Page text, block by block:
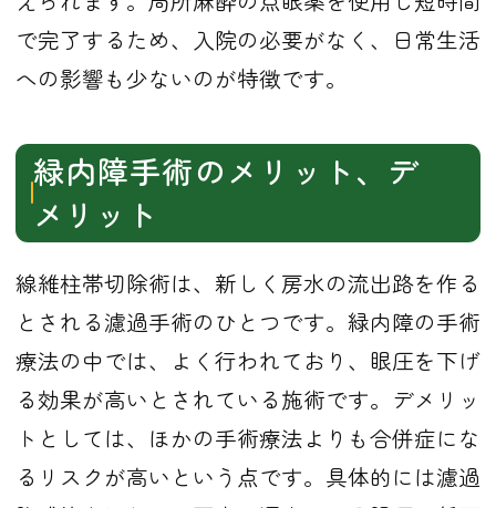
で完了するため、入院の必要がなく、日常生活
への影響も少ないのが特徴です。
緑内障手術のメリット、デ
メリット
線維柱帯切除術は、新しく房水の流出路を作る
とされる濾過手術のひとつです。緑内障の手術
療法の中では、よく行われており、眼圧を下げ
る効果が高いとされている施術です。デメリッ
トとしては、ほかの手術療法よりも合併症にな
るリスクが高いという点です。具体的には濾過